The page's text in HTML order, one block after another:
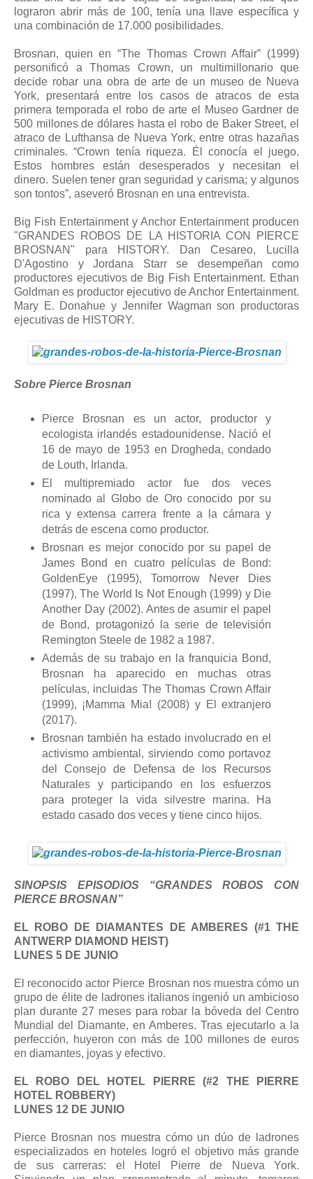
lograron abrir más de 100, tenía una llave específica y
una combinación de 17.000 posibilidades.
Brosnan, quien en “The Thomas Crown Affair” (1999)
personificó a Thomas Crown, un multimillonario que
decide robar una obra de arte de un museo de Nueva
York, presentará entre los casos de atracos de esta
primera temporada el robo de arte el Museo Gardner de
500 millones de dólares hasta el robo de Baker Street, el
atraco de Lufthansa de Nueva York, entre otras hazañas
criminales. “Crown tenía riqueza. Él conocía el juego.
Estos hombres están desesperados y necesitan el
dinero. Suelen tener gran seguridad y carisma; y algunos
son tontos”, aseveró Brosnan en una entrevista.
Big Fish Entertainment y Anchor Entertainment producen
"GRANDES ROBOS DE LA HISTORIA CON PIERCE
BROSNAN" para HISTORY. Dan Cesareo, Lucilla
D'Agostino y Jordana Starr se desempeñan como
productores ejecutivos de Big Fish Entertainment. Ethan
Goldman es productor ejecutivo de Anchor Entertainment.
Mary E. Donahue y Jennifer Wagman son productoras
ejecutivas de HISTORY.
Sobre Pierce Brosnan
Pierce Brosnan es un actor, productor y
ecologista irlandés estadounidense. Nació el
16 de mayo de 1953 en Drogheda, condado
de Louth, Irlanda.
El multipremiado actor fue dos veces
nominado al Globo de Oro conocido por su
rica y extensa carrera frente a la cámara y
detrás de escena como productor.
Brosnan es mejor conocido por su papel de
James Bond en cuatro películas de Bond:
GoldenEye (1995), Tomorrow Never Dies
(1997), The World Is Not Enough (1999) y Die
Another Day (2002). Antes de asumir el papel
de Bond, protagonizó la serie de televisión
Remington Steele de 1982 a 1987.
Además de su trabajo en la franquicia Bond,
Brosnan ha aparecido en muchas otras
películas, incluidas The Thomas Crown Affair
(1999), ¡Mamma Mia! (2008) y El extranjero
(2017).
Brosnan también ha estado involucrado en el
activismo ambiental, sirviendo como portavoz
del Consejo de Defensa de los Recursos
Naturales y participando en los esfuerzos
para proteger la vida silvestre marina. Ha
estado casado dos veces y tiene cinco hijos.
SINOPSIS EPISODIOS “GRANDES ROBOS CON
PIERCE BROSNAN”
EL ROBO DE DIAMANTES DE AMBERES (#1 THE
ANTWERP DIAMOND HEIST)
LUNES 5 DE JUNIO
El reconocido actor Pierce Brosnan nos muestra cómo un
grupo de élite de ladrones italianos ingenió un ambicioso
plan durante 27 meses para robar la bóveda del Centro
Mundial del Diamante, en Amberes. Tras ejecutarlo a la
perfección, huyeron con más de 100 millones de euros
en diamantes, joyas y efectivo.
EL ROBO DEL HOTEL PIERRE (#2 THE PIERRE
HOTEL ROBBERY)
LUNES 12 DE JUNIO
Pierce Brosnan nos muestra cómo un dúo de ladrones
especializados en hoteles logró el objetivo más grande
de sus carreras: el Hotel Pierre de Nueva York.